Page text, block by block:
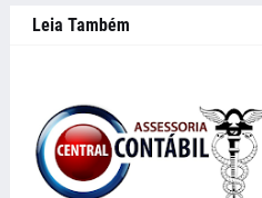
Leia Também